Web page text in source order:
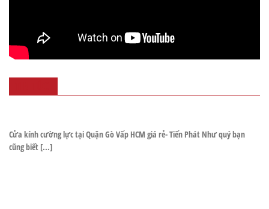
Cửa kính cường lực tại Quận Gò Vấp HCM giá rẻ- Tiến Phát Như quý bạn
cũng biết [...]